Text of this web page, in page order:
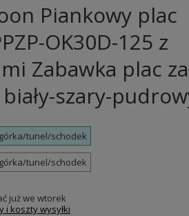
Piankowy plac
OK30D-125 z
Zabawka plac
szary-
tunel/schodek
tunel/schodek
jużwe wtorek
i koszty wysyłki